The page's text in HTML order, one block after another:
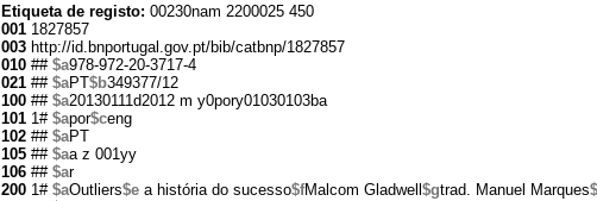
Etiqueta de registo: 00230nam 2200025 450
001 1827857
003 http://id.bnportugal.gov.pt/bib/catbnp/1827857
010 ## $a978-972-20-3717-4
021 ## $aPT$b349377/12
100 ## $a20130111d2012 m y0pory01030103ba
101 1# $apor$ceng
102 ## $aPT
105 ## $aa z 001yy
106 ## $ar
200 1# $aOutliers$e a história do sucesso$fMalcom Gladwell $gtrad. Manuel Marques